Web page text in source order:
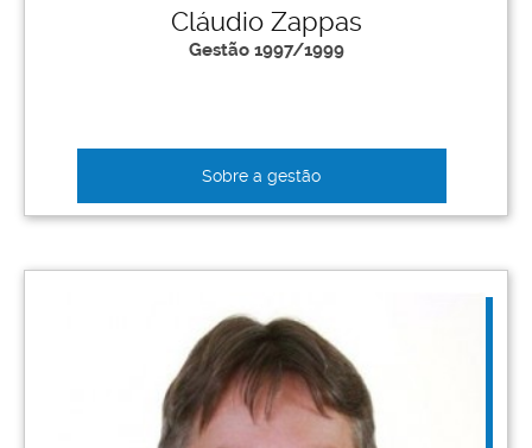
Cláudio Zappas
Gestão 1997/1999
Sobre a gestão